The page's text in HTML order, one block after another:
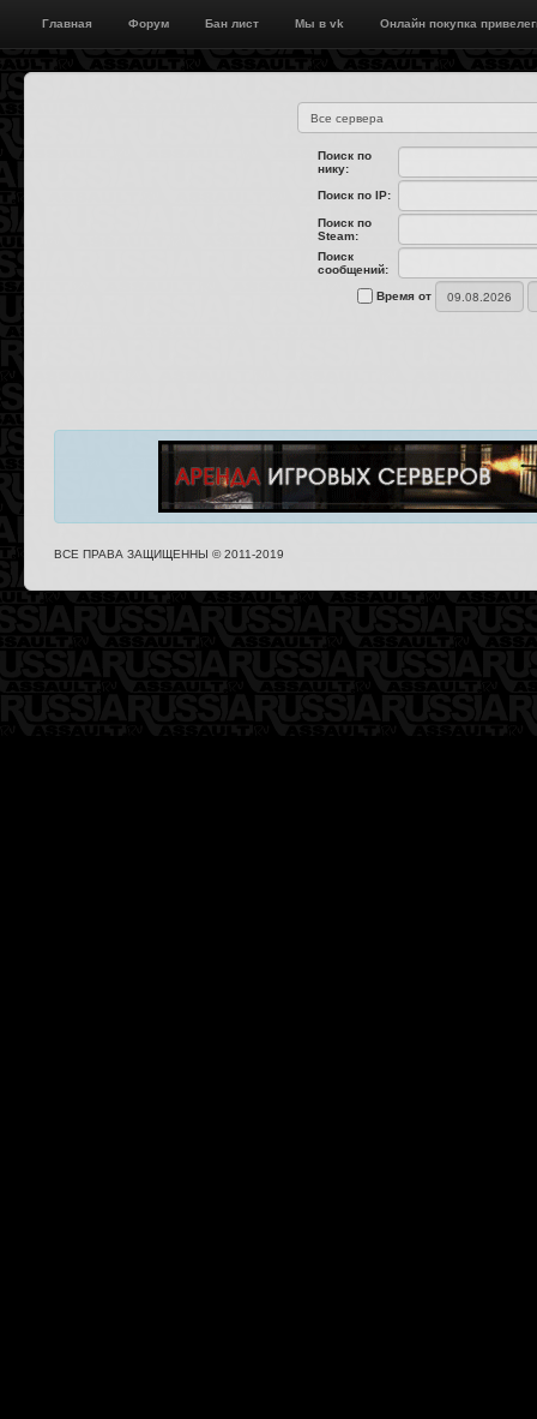
Главная Форум Бан лист Мы в vk Онлайн покупка
Поиск по
нику:
Поиск по IP:
Поиск по
Steam:
Поиск
сообщений:
Время от
ВСЕ ПРАВА ЗАЩИЩЕННЫ © 2011-2019